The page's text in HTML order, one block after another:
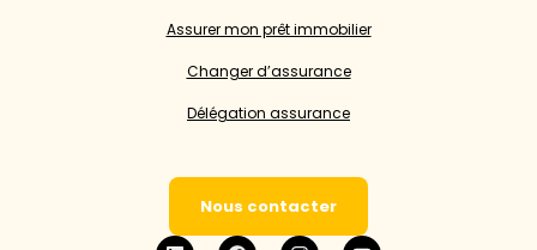
Assurer mon prêt immobilier
Changer d’assurance
Délégation assurance
Nous contacter